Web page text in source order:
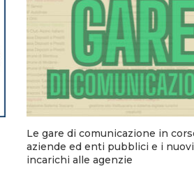
Le gare di comunicazione in
aziende ed enti pubblici e i nuovi
incarichi alle agenzie